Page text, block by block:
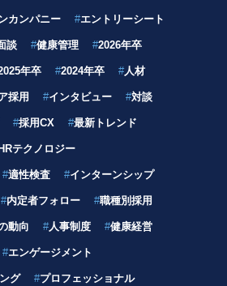
カンパニー #エントリーシート
談 #健康管理 #2026年卒
年卒 #2024年卒 #人材
採用 #インタビュー #対談
#採用CX #最新トレンド
テクノロジー
#適性検査 #インターンシップ
#内定者フォロー #職種別採用
動向 #人事制度 #健康経営
#エンゲージメント
グ #プロフェッショナル